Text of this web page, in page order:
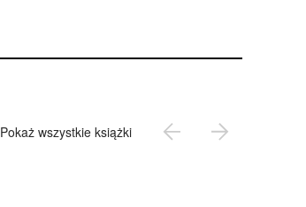
Pokaż wszystkie książki